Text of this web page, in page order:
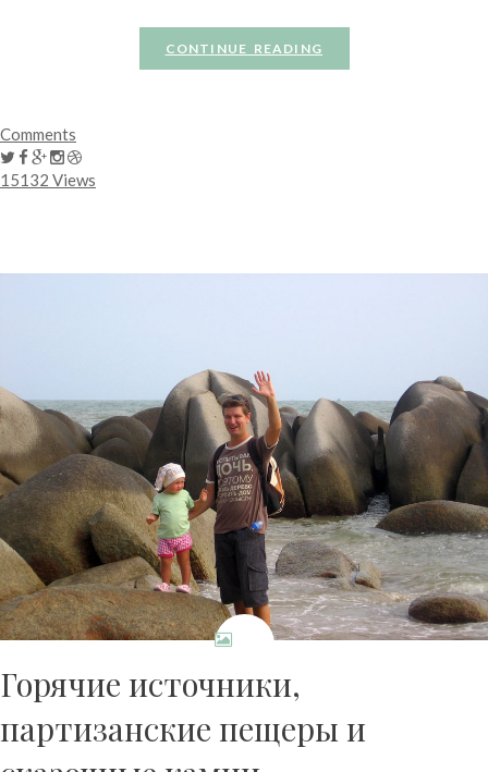
CONTINUE READING
Comments
15132 Views
Горячие источники,
партизанские пещеры и